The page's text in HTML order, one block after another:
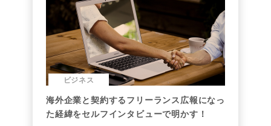
ビジネス
海外企業と契約するフリーランス広報になっ
た経緯をセルフインタビューで明かす！